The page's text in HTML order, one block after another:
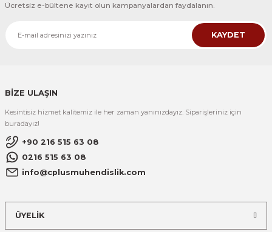
Ücretsiz e-bültene kayıt olun kampanyalardan faydalanın.
KAYDET
BİZE ULAŞIN
Kesintisiz hizmet kalitemiz ile her zaman yanınızdayız. Siparişleriniz için
buradayız!
+90 216 515 63 08
0216 515 63 08
info@cplusmuhendislik.com
ÜYELİK